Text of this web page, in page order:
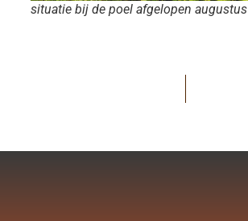
situatie bij de poel afgelopen augustus